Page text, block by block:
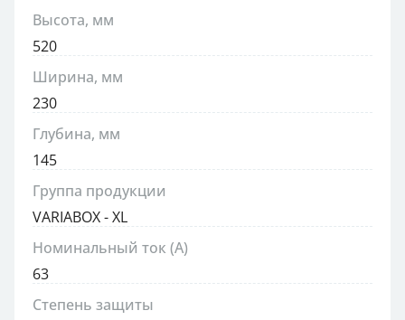
Высота, мм
520
Ширина, мм
230
Глубина, мм
145
Группа продукции
VARIABOX - XL
Номинальный ток (А)
63
Степень защиты